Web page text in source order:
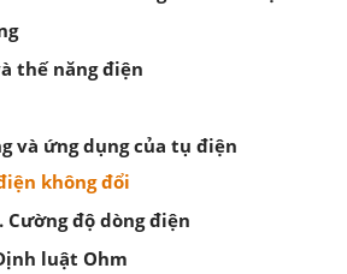
thế năng điện
và ứng dụng của tụ điện
không đổi
Cường độ dòng điện
luật Ohm